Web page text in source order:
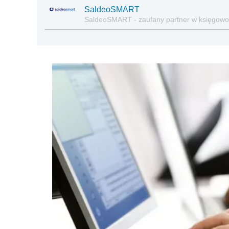
SaldeoSMART
SaldeoSMART - zaufany partner w